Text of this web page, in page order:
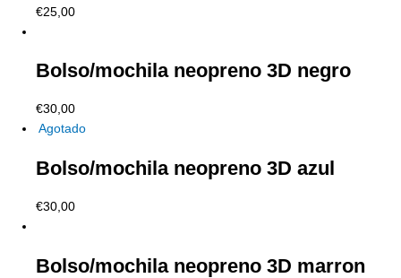
€25,00
Bolso/mochila neopreno 3D negro
€30,00
Agotado
Bolso/mochila neopreno 3D azul
€30,00
Bolso/mochila neopreno 3D marron